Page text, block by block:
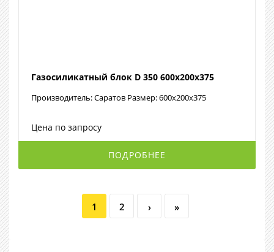
Газосиликатный блок D 350 600х200х375
Производитель: Саратов Размер: 600х200х375
Цена по запросу
ПОДРОБНЕЕ
1 2 › »